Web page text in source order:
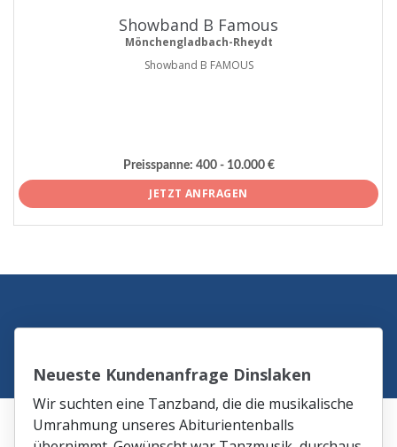
Showband B Famous
Mönchengladbach-Rheydt
Showband B FAMOUS
Preisspanne: 400 - 10.000 €
JETZT ANFRAGEN
Neueste Kundenanfrage Dinslaken
Wir suchten eine Tanzband, die die musikalische
Umrahmung unseres Abiturientenballs